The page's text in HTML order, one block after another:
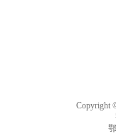
Copyright